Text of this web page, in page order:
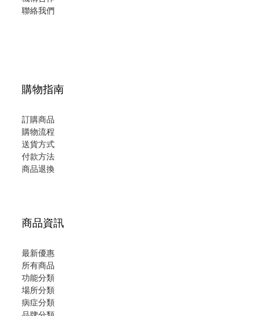
聯絡我們
購物指南
訂購商品
購物流程
送貨方式
付款方法
商品退換
商品資訊
最新優惠
所有商品
功能分類
場所分類
病症分類